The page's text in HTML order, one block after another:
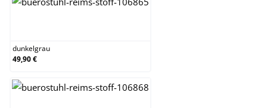
dunkelgrau
49,90 €